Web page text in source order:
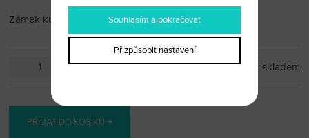
Zámek kufru Honda CIVIC nový model
ks skladem
PŘIDAT DO KOŠÍKU
Souhlasím a pokračovat
Přizpůsobit nastavení